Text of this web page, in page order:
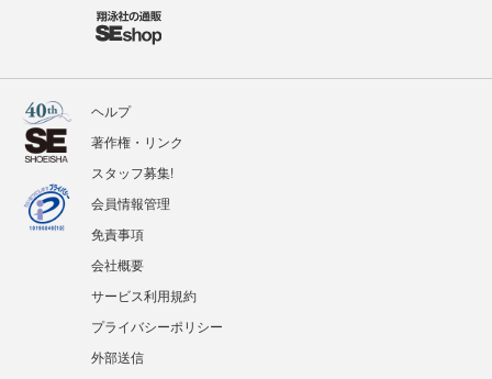
ヘルプ
著作権・リンク
スタッフ募集!
会員情報管理
免責事項
会社概要
サービス利用規約
プライバシーポリシー
外部送信